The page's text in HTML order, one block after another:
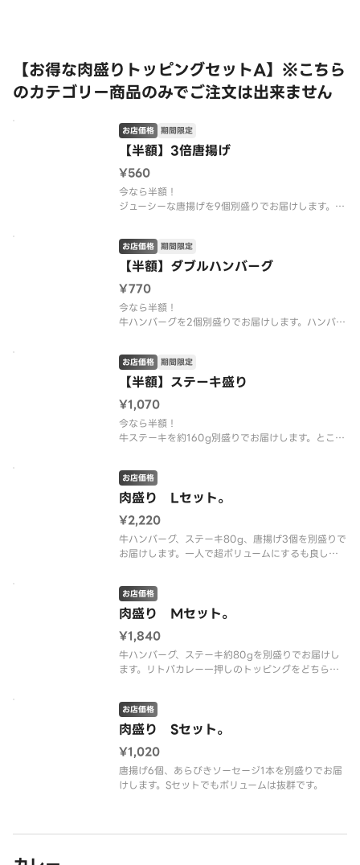
【お得な肉盛りトッピングセットA】※こちら
のカテゴリー商品のみでご注文は出来ません
【半額】3倍唐揚げ
お店価格 期間限定
¥560
今なら半額！
ジューシーな唐揚げを9個別盛りでお届けします。シ
【半額】ダブルハンバーグ
お店価格 期間限定
¥770
今なら半額！
牛ハンバーグを2個別盛りでお届けします。ハンバー
【半額】ステーキ盛り
お店価格 期間限定
¥1,070
今なら半額！
牛ステーキを約160g別盛りでお届けします。とこと
肉盛り Lセット。
お店価格
¥2,220
牛ハンバーグ、ステーキ80g、唐揚げ3個を別盛りで
お届けします。一人で超ボリュームにするも良し、
肉盛り Mセット。
お店価格
¥1,840
牛ハンバーグ、ステーキ約80gを別盛りでお届けし
ます。リトパカレー一押しのトッピングをどちらも
肉盛り Sセット。
お店価格
¥1,020
唐揚げ6個、あらびきソーセージ1本を別盛りでお届
けします。Sセットでもボリュームは抜群です。